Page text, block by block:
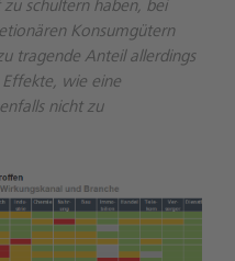
schultern haben, bei
Konsumgütern
tragende Anteil allerdings
wie eine
nicht zu